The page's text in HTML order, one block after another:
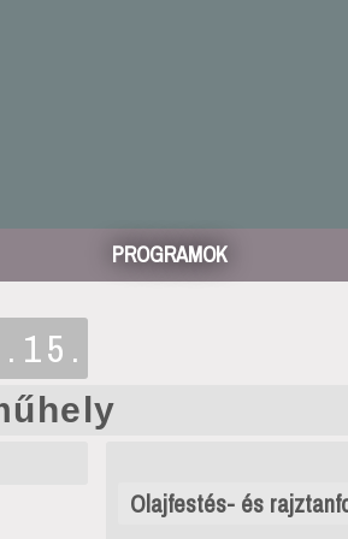
PROGRAMOK
Olajfestés- és